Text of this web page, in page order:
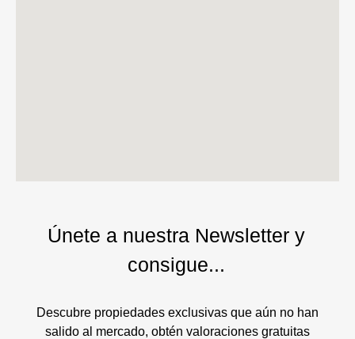
Únete a nuestra Newsletter y
consigue...
Descubre propiedades exclusivas que aún no han
salido al mercado, obtén valoraciones gratuitas